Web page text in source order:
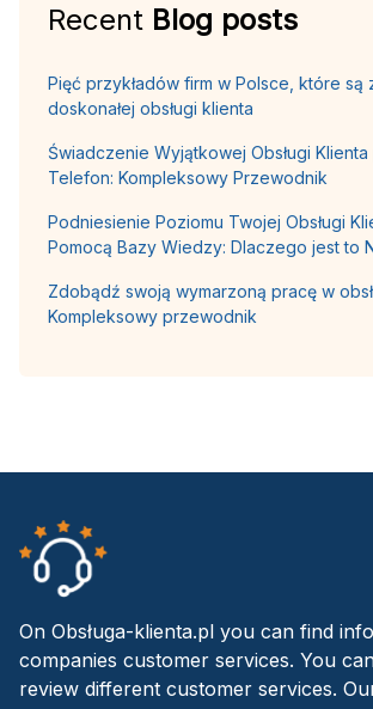
Recent Blog posts
Pięć przykładów firm w Polsce, które są
doskonałej obsługi klienta
Świadczenie Wyjątkowej Obsługi
Telefon: Kompleksowy Przewodnik
Podniesienie Poziomu Twojej Obsługi
Pomocą Bazy Wiedzy: Dlaczego jest to
Zdobądź swoją wymarzoną pracę w
Kompleksowy przewodnik
On Obsługa-klienta.pl you can find
companies customer services. You
review different customer services.